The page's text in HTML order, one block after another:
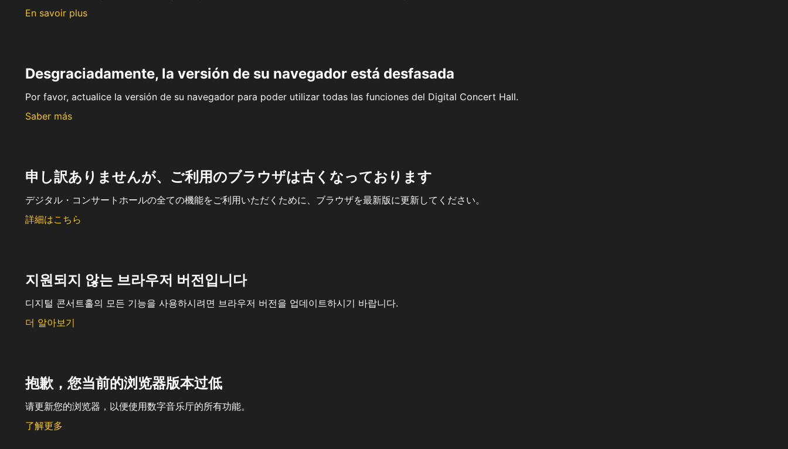
En savoir plus
Desgraciadamente, la versión de su navegador está desfasada
Por favor, actualice la versión de su navegador para poder utilizar todas las funciones del Digital Concert Hall.
Saber más
申し訳ありませんが、ご利用のブラウザは古くなっております
デジタル・コンサートホールの全ての機能をご利用いただくために、ブラウザを最新版に更新してください。
詳細はこちら
지원되지 않는 브라우저 버전입니다
디지털 콘서트홀의 모든 기능을 사용하시려면 브라우저 버전을 업데이트하시기 바랍니다.
더 알아보기
抱歉，您当前的浏览器版本过低
请更新您的浏览器，以便使用数字音乐厅的所有功能。
了解更多